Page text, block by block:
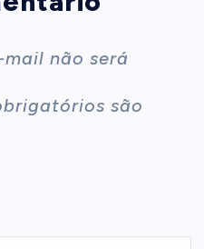
mail não será
são